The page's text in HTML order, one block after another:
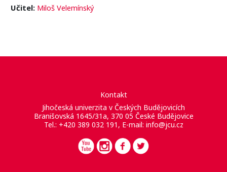
Učitel: Miloš Velemínský
Kontakt
Jihočeská univerzita v Českých Budějovicích
Branišovská 1645/31a, 370 05 České Budějovice
Tel.: +420 389 032 191, E-mail: info@jcu.cz